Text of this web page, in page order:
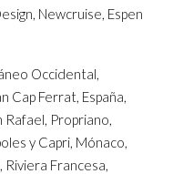
Newcruise, Espen
Occidental,
Cap Ferrat, España,
Rafael, Propriano,
y Capri, Mónaco,
Riviera Francesa,